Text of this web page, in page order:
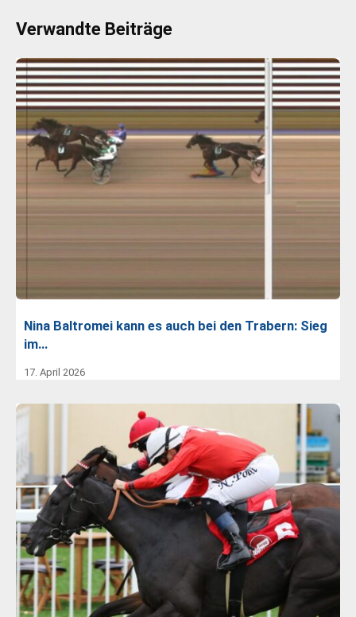
Verwandte Beiträge
Nina Baltromei kann es auch bei den Trabern: Sieg
im…
17. April 2026